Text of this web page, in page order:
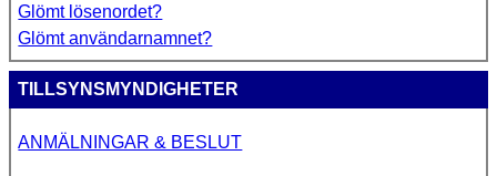
Glömt lösenordet?
Glömt användarnamnet?
TILLSYNSMYNDIGHETER
ANMÄLNINGAR & BESLUT